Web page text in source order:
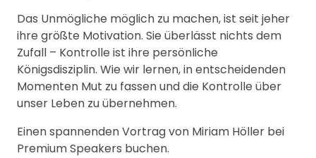
Das Unmögliche möglich zu machen, ist seit jeher
ihre größte Motivation. Sie überlässt nichts dem
Zufall – Kontrolle ist ihre persönliche
Königsdisziplin. Wie wir lernen, in entscheidenden
Momenten Mut zu fassen und die Kontrolle über
unser Leben zu übernehmen.
Einen spannenden Vortrag von Miriam Höller bei
Premium Speakers buchen.